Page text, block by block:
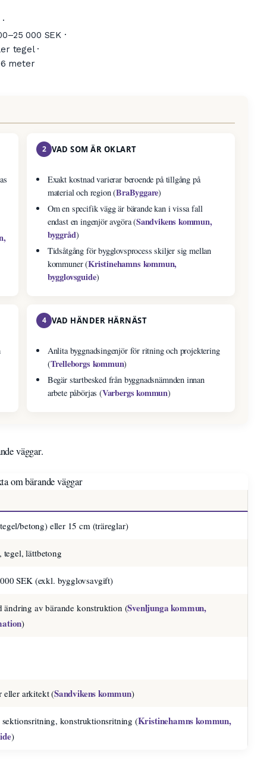
000 SEK ·
tegel ·
meter
2 VAD SOM ÄR OKLART
Exakt kostnad varierar beroende på tillgång på
material och region (BraByggare)
Om en specifik vägg är bärande kan i vissa fall
endast en ingenjör avgöra (Sandvikens kommun,
byggråd)
Tidsåtgång för bygglovsprocess skiljer sig mellan
kommuner (Kristinehamns kommun,
bygglovsguide)
4 VAD HÄNDER HÄRNÄST
Anlita byggnadsingenjör för ritning och projektering
(Trelleborgs kommun)
Begär startbesked från byggnadsnämnden innan
arbete påbörjas (Varbergs kommun)
väggar.
om bärande väggar
betong) eller 15 cm (träreglar)
tegel, lättbetong
SEK (exkl. bygglovsavgift)
ändring av bärande konstruktion (Svenljunga kommun,
)
eller arkitekt (Sandvikens kommun)
konstruktionsritning (Kristinehamns kommun,
)